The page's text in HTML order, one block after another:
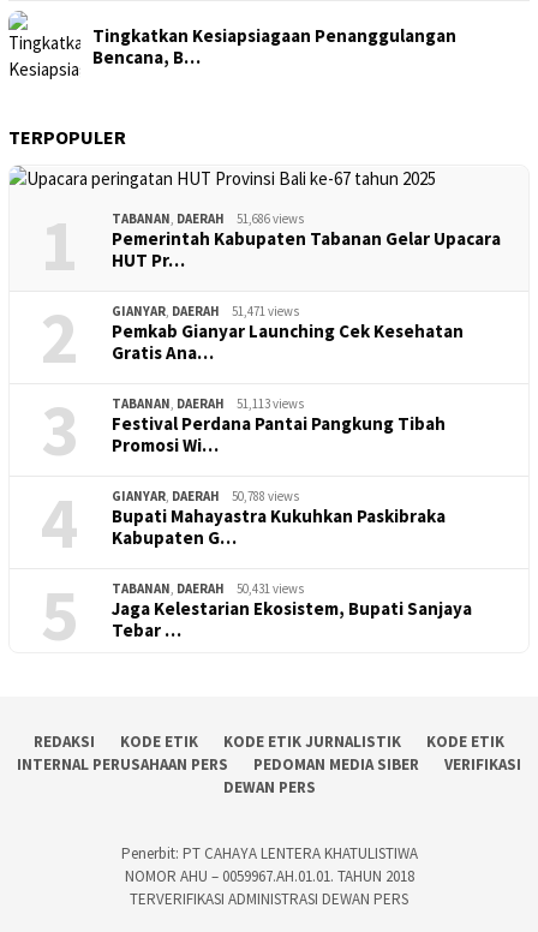
Tingkatkan Kesiapsiagaan Penanggulangan
Bencana, B…
TERPOPULER
1 TABANAN, DAERAH 51,686 views
Pemerintah Kabupaten Tabanan Gelar Upacara
HUT Pr…
2 GIANYAR, DAERAH 51,471 views
Pemkab Gianyar Launching Cek Kesehatan
Gratis Ana…
3 TABANAN, DAERAH 51,113 views
Festival Perdana Pantai Pangkung Tibah
Promosi Wi…
4 GIANYAR, DAERAH 50,788 views
Bupati Mahayastra Kukuhkan Paskibraka
Kabupaten G…
5 TABANAN, DAERAH 50,431 views
Jaga Kelestarian Ekosistem, Bupati Sanjaya
Tebar …
REDAKSI KODE ETIK KODE ETIK JURNALISTIK
KODE ETIK
INTERNAL PERUSAHAAN PERS
PEDOMAN MEDIA SIBER
VERIFIKASI
DEWAN PERS
Penerbit: PT CAHAYA LENTERA KHATULISTIWA
NOMOR AHU – 0059967.AH.01.01. TAHUN 2018
TERVERIFIKASI ADMINISTRASI DEWAN PERS